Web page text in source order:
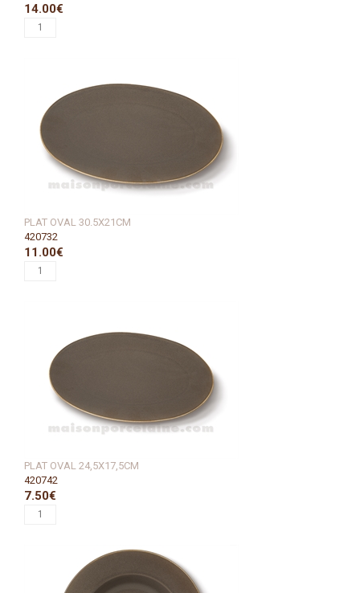
14.00€
PLAT OVAL 30.5X21CM
420732
11.00€
PLAT OVAL 24,5X17,5CM
420742
7.50€